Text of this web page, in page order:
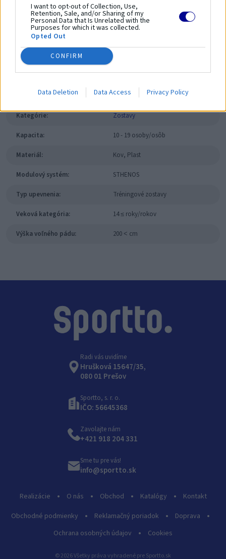
I want to opt-out of Collection, Use,
Retention, Sale, and/or Sharing of my
Personal Data that Is Unrelated with the
Purposes for which it was collected.
Opted Out
CONFIRM
Data Deletion Data Access Privacy Policy
Plocha bezpečnostnej zóny:111 m²
Obvod bezpečnostnej zóny: -
Parametre
Výrobca: Comes
Kategórie: Zostavy
Kapacita: 10 - 19 osoby/osôb
Materiál: Kov, Plast
Modulový systém: STHENOS
Typ upevnenia: Tréningové zostavy
Veková kategória: 14 ≤ roky/rokov
Výška voľného pádu: 200 ˂ cm
Radi vás uvidíme
Hrušková 15647/35,
080 01 Prešov
Sportto, s. r. o.
IČO: 56645368
Realizácie O nás Obchod Katalógy
Kontakt
Obchodné podmienky
Reklamačný poriadok
Doprava
Ochrana osobných údajov
Cookies
Zavolajte nám
+421 918 204 331
Sme tu pre vás!
info@sportto.sk
© 2026 Všetky práva vyhradené pre Sportto.sk